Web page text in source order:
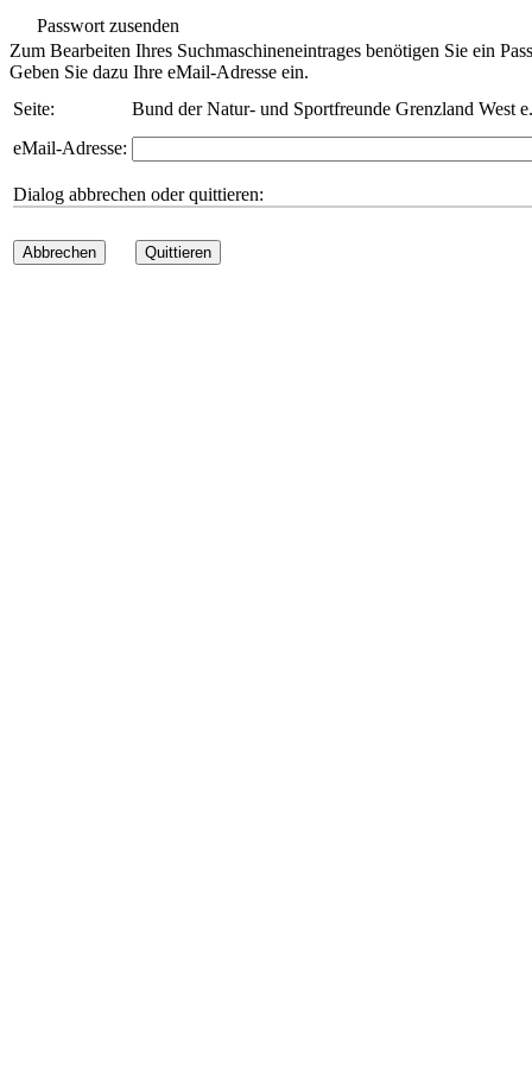
Passwort zusenden
Zum Bearbeiten Ihres Suchmaschineneintrages benötigen Sie ein
Geben Sie dazu Ihre eMail-Adresse ein.
Seite:
Bund der Natur- und Sportfreunde Grenzland West
eMail-Adresse:
Dialog abbrechen oder quittieren:
Abbrechen Quittieren